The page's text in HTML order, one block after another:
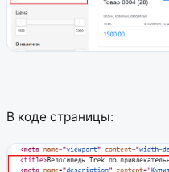
В коде страницы: